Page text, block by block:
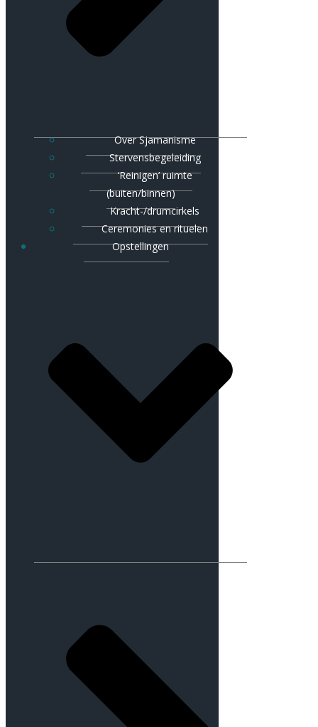
Over Sjamanisme
Stervensbegeleiding
‘Reinigen’ ruimte
(buiten/binnen)
Kracht-/drumcirkels
Ceremonies en rituelen
Opstellingen